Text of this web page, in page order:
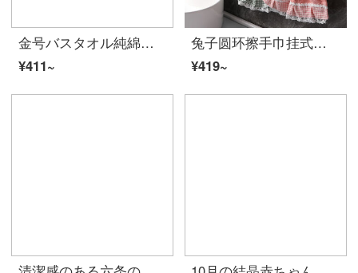
金号バスタオル純綿子供赤ちゃん用ソフトアニメ可愛い吸水速乾綿大タオル3065ブルー1枚
¥411~
兔子圆环擦手巾挂式吸水厨房不掉毛加厚柔软可爱儿童ハンドタオル抹布p2 2件套【绯樱粉+檀青绿】粘钩
¥419~